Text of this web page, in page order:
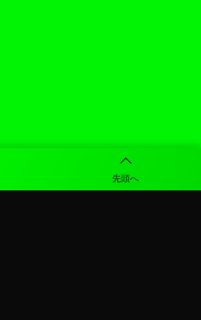
先頭へ